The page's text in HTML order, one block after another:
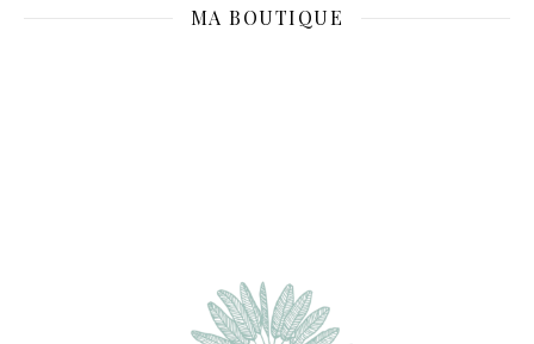
MA BOUTIQUE